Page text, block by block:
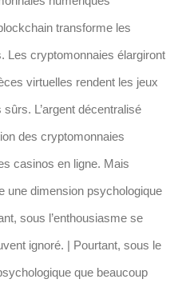
transforme les
Les cryptomonnaies élargiront
virtuelles rendent les jeux
L’argent décentralisé
des cryptomonnaies
casinos en ligne. Mais
une dimension psychologique
sous l’enthousiasme se
ignoré. | Pourtant, sous le
que beaucoup